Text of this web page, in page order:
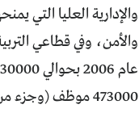
والإدارية العليا التي
والأمن، وفي قطاعي
473000 موظف